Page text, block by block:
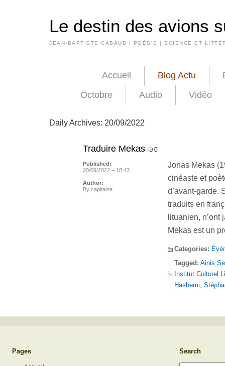
Le destin des avions
JEAN-BAPTISTE CABAUD | POÉSIE | SCIENCE ET
Accueil Blog Actu
Octobre
Audio Vidéo
Daily Archives: 20/09/2022
Traduire Mekas 0
Jonas Mekas
cinéaste et
d’avant-garde.
traduits en
lituanien,
Mekas est un
Categories:
Tagged: Ainis
Institut Culturel
Hashemi
Published:
20/09/2022 – 18:43
Author:
By capitaine
Pages Search